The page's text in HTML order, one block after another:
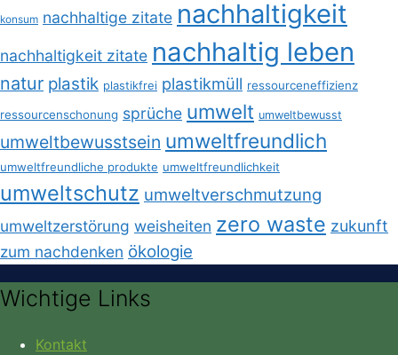
konsum nachhaltige zitate nachhaltigkeit
nachhaltigkeit zitate nachhaltig leben
natur plastik plastikfrei plastikmüll ressourceneffizienz
ressourcenschonung sprüche umwelt umweltbewusst
umweltbewusstsein umweltfreundlich
umweltfreundliche produkte umweltfreundlichkeit
umweltschutz umweltverschmutzung
umweltzerstörung weisheiten zero waste zukunft
zum nachdenken ökologie
Wichtige Links
Kontakt